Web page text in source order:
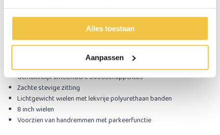
Alles toestaan
Aanpassen
Belangrijke eigenschappen:
Geen remkabels zichtbaar, optimale veiligheid
Onderhoudsarm
Gemakkelijk afneembare boodschappentas
Zachte stevige zitting
Lichtgewicht wielen met lekvrije polyurethaan banden
8 inch wielen
​Voorzien van handremmen met parkeerfunctie